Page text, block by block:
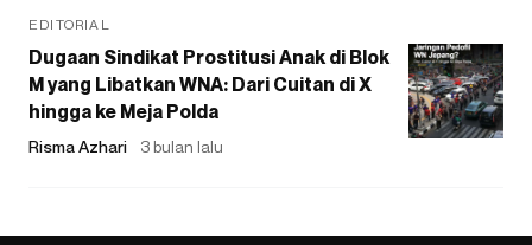
EDITORIAL
Dugaan Sindikat Prostitusi Anak di Blok
M yang Libatkan WNA: Dari Cuitan di X
hingga ke Meja Polda
Risma Azhari 3 bulan lalu